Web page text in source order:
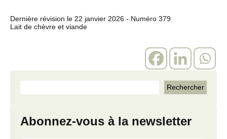
Dernière révision le 22 janvier 2026 - Numéro 379
Lait de chèvre et viande
Abonnez-vous à la newsletter